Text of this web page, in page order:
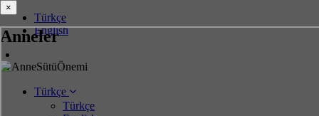
Anneler
Türkçe
English
Türkçe
Türkçe
×